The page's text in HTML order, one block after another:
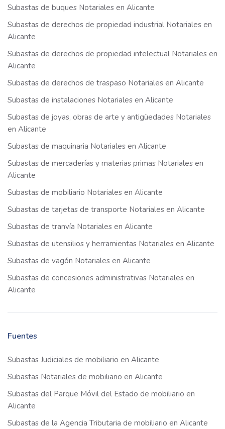
Subastas de buques Notariales en Alicante
Subastas de derechos de propiedad industrial Notariales en
Alicante
Subastas de derechos de propiedad intelectual Notariales en
Alicante
Subastas de derechos de traspaso Notariales en Alicante
Subastas de instalaciones Notariales en Alicante
Subastas de joyas, obras de arte y antigüedades Notariales
en Alicante
Subastas de maquinaria Notariales en Alicante
Subastas de mercaderías y materias primas Notariales en
Alicante
Subastas de mobiliario Notariales en Alicante
Subastas de tarjetas de transporte Notariales en Alicante
Subastas de tranvía Notariales en Alicante
Subastas de utensilios y herramientas Notariales en Alicante
Subastas de vagón Notariales en Alicante
Subastas de concesiones administrativas Notariales en
Alicante
Fuentes
Subastas Judiciales de mobiliario en Alicante
Subastas Notariales de mobiliario en Alicante
Subastas del Parque Móvil del Estado de mobiliario en
Alicante
Subastas de la Agencia Tributaria de mobiliario en Alicante